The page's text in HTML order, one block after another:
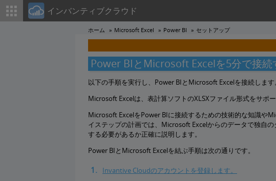
インバンティブクラウド
ホーム Microsoft Excel Power BI セットアップ
Power BIとMicrosoft Excelを5分で接続
以下の手順を実行し、Power BIとMicrosoft Excelを接続しま
Microsoft Excelは、表計算ソフトのXLSXファイル形式をサポ
Microsoft ExcelをPower BIに接続するための技術的な知識や
イステップの計画では、Microsoft Excelからのデータで独自
する必要があるか正確に説明します。
Power BIとMicrosoft Excelを結ぶ手順は次の通りです。
Invantive Cloudのアカウントを登録します。